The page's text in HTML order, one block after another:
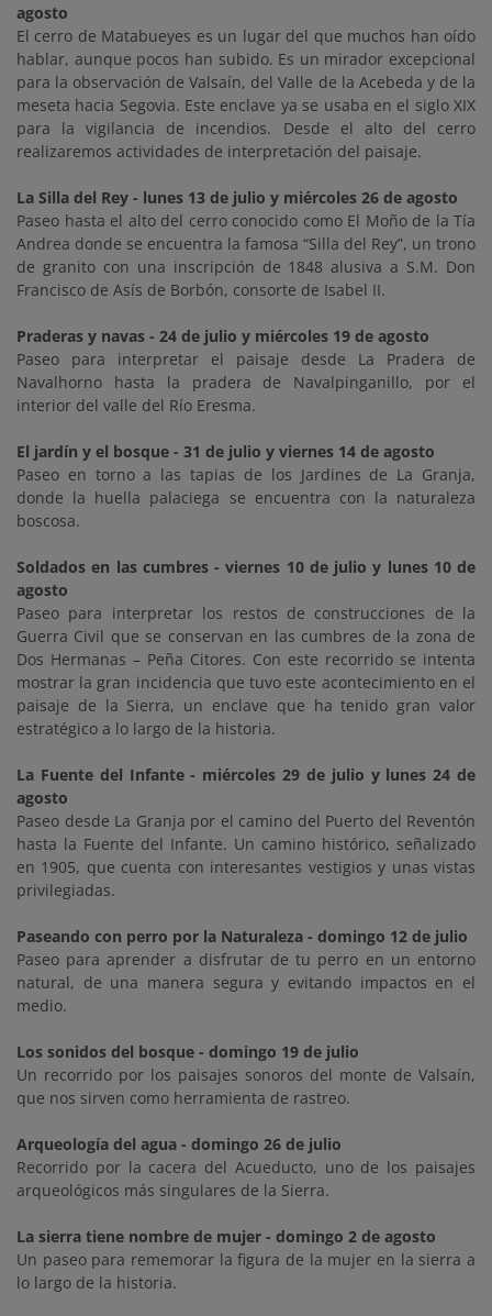
agosto
El cerro de Matabueyes es un lugar del que muchos han oído
hablar, aunque pocos han subido. Es un mirador excepcional
para la observación de Valsaín, del Valle de la Acebeda y de la
meseta hacia Segovia. Este enclave ya se usaba en el siglo XIX
para la vigilancia de incendios. Desde el alto del cerro
realizaremos actividades de interpretación del paisaje.
La Silla del Rey - lunes 13 de julio y miércoles 26 de agosto
Paseo hasta el alto del cerro conocido como El Moño de la Tía
Andrea donde se encuentra la famosa “Silla del Rey”, un trono
de granito con una inscripción de 1848 alusiva a S.M. Don
Francisco de Asís de Borbón, consorte de Isabel II.
Praderas y navas - 24 de julio y miércoles 19 de agosto
Paseo para interpretar el paisaje desde La Pradera de
Navalhorno hasta la pradera de Navalpinganillo, por el
interior del valle del Río Eresma.
El jardín y el bosque - 31 de julio y viernes 14 de agosto
Paseo en torno a las tapias de los Jardines de La Granja,
donde la huella palaciega se encuentra con la naturaleza
boscosa.
Soldados en las cumbres - viernes 10 de julio y lunes 10 de
agosto
Paseo para interpretar los restos de construcciones de la
Guerra Civil que se conservan en las cumbres de la zona de
Dos Hermanas – Peña Citores. Con este recorrido se intenta
mostrar la gran incidencia que tuvo este acontecimiento en el
paisaje de la Sierra, un enclave que ha tenido gran valor
estratégico a lo largo de la historia.
La Fuente del Infante - miércoles 29 de julio y lunes 24 de
agosto
Paseo desde La Granja por el camino del Puerto del Reventón
hasta la Fuente del Infante. Un camino histórico, señalizado
en 1905, que cuenta con interesantes vestigios y unas vistas
privilegiadas.
Paseando con perro por la Naturaleza - domingo 12 de julio
Paseo para aprender a disfrutar de tu perro en un entorno
natural, de una manera segura y evitando impactos en el
medio.
Los sonidos del bosque - domingo 19 de julio
Un recorrido por los paisajes sonoros del monte de Valsaín,
que nos sirven como herramienta de rastreo.
Arqueología del agua - domingo 26 de julio
Recorrido por la cacera del Acueducto, uno de los paisajes
arqueológicos más singulares de la Sierra.
La sierra tiene nombre de mujer - domingo 2 de agosto
Un paseo para rememorar la figura de la mujer en la sierra a
lo largo de la historia.